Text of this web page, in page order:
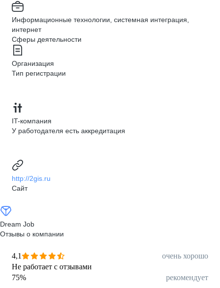
Информационные технологии, системная интеграция,
интернет
Сферы деятельности
Организация
Тип регистрации
IT-компания
У работодателя есть аккредитация
http://2gis.ru
Сайт
Dream Job
Отзывы о компании
4,1
очень хорошо
Не работает с отзывами
75% рекомендует